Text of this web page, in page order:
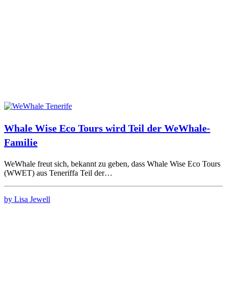
Whale Wise Eco Tours wird Teil der WeWhale-
Familie
WeWhale freut sich, bekannt zu geben, dass Whale Wise Eco Tours
(WWET) aus Teneriffa Teil der…
by Lisa Jewell